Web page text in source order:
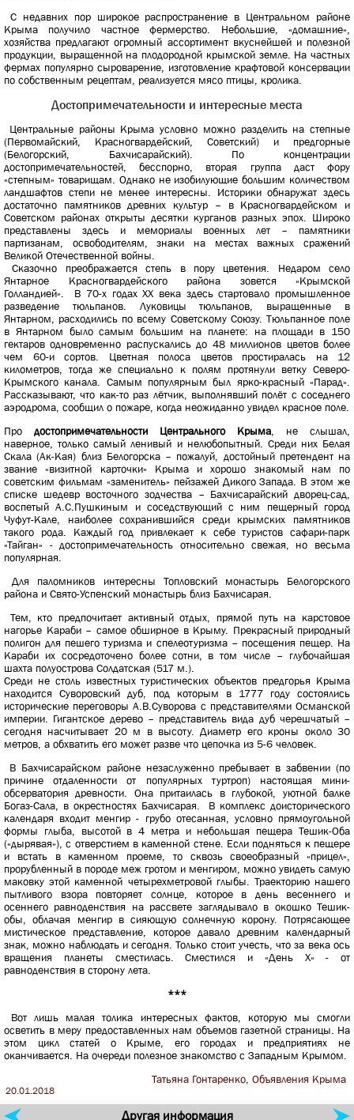
С недавних пор широкое распространение в Центральном районе
Крыма получило частное фермерство. Небольшие, «домашние»,
хозяйства предлагают огромный ассортимент вкуснейшей и полезной
продукции, выращенной на плодородной крымской земле. На частных
фермах популярно сыроварение, изготовление крафтовой консервации
по собственным рецептам, реализуется мясо птицы, кролика.
Достопримечательности и интересные места
Центральные районы Крыма условно можно разделить на степные
(Первомайский, Красногвардейский, Советский) и предгорные
(Белогорский, Бахчисарайский). По концентрации
достопримечательностей, бесспорно, вторая группа даст фору
«степным» товарищам. Однако не изобилующие большим количеством
ландшафтов степи не менее интересны. Историки обнаружат здесь
достаточно памятников древних культур – в Красногвардейском и
Советском районах открыты десятки курганов разных эпох. Широко
представлены здесь и мемориалы военных лет – памятники
партизанам, освободителям, знаки на местах важных сражений
Великой Отечественной войны.
Сказочно преображается степь в пору цветения. Недаром село
Янтарное Красногвардейского района зовется «Крымской
Голландией». В 70-х годах XX века здесь стартовало промышленное
разведение тюльпанов. Луковицы тюльпанов, выращенные в
Янтарном, расходились по всему Советскому Союзу. Тюльпанное поле
в Янтарном было самым большим на планете: на площади в 150
гектаров одновременно распускались до 48 миллионов цветов более
чем 60-и сортов. Цветная полоса цветов простиралась на 12
километров, тогда же специально к полям протянули ветку Северо-
Крымского канала. Самым популярным был ярко-красный «Парад».
Рассказывают, что как-то раз лётчик, выполнявший полёт с соседнего
аэродрома, сообщил о пожаре, когда неожиданно увидел красное поле.
Про достопримечательности Центрального Крыма , не слышал,
наверное, только самый ленивый и нелюбопытный. Среди них Белая
Скала (Ак-Кая) близ Белогорска – пожалуй, достойный претендент на
звание «визитной карточки» Крыма и хорошо знакомый нам по
советским фильмам «заменитель» пейзажей Дикого Запада. В этом же
списке шедевр восточного зодчества – Бахчисарайский дворец-сад,
воспетый А.С.Пушкиным и соседствующий с ним пещерный город
Чуфут-Кале, наиболее сохранившийся среди крымских памятников
такого рода. Каждый год привлекает к себе туристов сафари-парк
«Тайган» - достопримечательность относительно свежая, но весьма
популярная.
Для паломников интересны Топловский монастырь Белогорского
района и Свято-Успенский монастырь близ Бахчисарая.
Тем, кто предпочитает активный отдых, прямой путь на карстовое
нагорье Караби – самое обширное в Крыму. Прекрасный природный
полигон для пешего туризма и спелеотуризма – посещения пещер. На
Караби их сосредоточено более сотни, в том числе – глубочайшая
шахта полуострова Солдатская (517 м.).
Среди не столь известных туристических объектов предгорья Крыма
находится Суворовский дуб, под которым в 1777 году состоялись
исторические переговоры А.В.Суворова с представителями Османской
империи. Гигантское дерево – представитель вида дуб черешчатый –
сегодня насчитывает 20 м в высоту. Диаметр его кроны около 30
метров, а обхватить его может разве что цепочка из 5-6 человек.
В Бахчисарайском районе незаслуженно пребывает в забвении (по
причине отдаленности от популярных туртроп) настоящая мини-
обсерватория древности. Она притаилась в глубокой, уютной балке
Богаз-Сала, в окрестностях Бахчисарая. В комплекс доисторического
календаря входит менгир - грубо отесанная, условно прямоугольной
формы глыба, высотой в 4 метра и небольшая пещера Тешик-Оба
(«дырявая»), с отверстием в каменной стене. Если подняться к пещере
и встать в каменном проеме, то сквозь своеобразный «прицел»,
прорубленный в породе меж гротом и менгиром, можно увидеть самую
маковку этой каменной четырехметровой глыбы. Траекторию нашего
пытливого взора повторяет солнце, которое в день весеннего и
осеннего равноденствия на рассвете заглядывало в окошко Тешик-
обы, облачая менгир в сияющую солнечную корону. Потрясающее
мистическое представление, которое давало древним календарный
знак, можно наблюдать и сегодня. Только стоит учесть, что за века ось
вращения планеты сместилась. Сместился и «День Х» - от
равноденствия в сторону лета.
***
Вот лишь малая толика интересных фактов, которую мы смогли
осветить в меру предоставленных нам объемов газетной страницы. На
этом цикл статей о Крыме, его городах и предприятиях не
оканчивается. На очереди полезное знакомство с Западным Крымом.
Татьяна Гонтаренко, Объявления Крыма
20.01.2018
Другая информация